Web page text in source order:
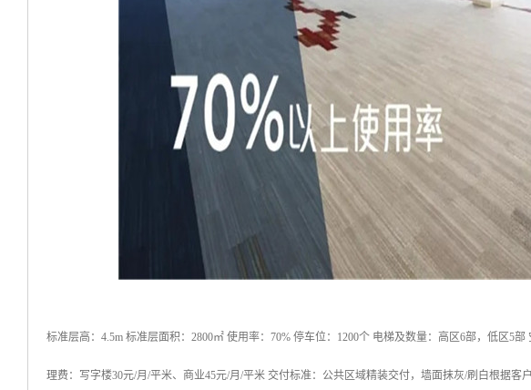
标准层高：4.5m 标准层面积：2800㎡ 使用率：70% 停车位：1200个 电梯及数量：高区6部，低区5
理费：写字楼30元/月/平米、商业45元/月/平米 交付标准：公共区域精装交付，墙面抹灰/刷白根据客